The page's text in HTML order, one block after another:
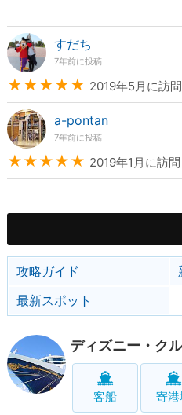
すだち
7年前に投稿
★★★★★ 2019年5月に訪問
a-pontan
7年前に投稿
★★★★★ 2019年1月に訪問
攻略ガイド
最新スポット
ディズニー・ク
客船 寄港